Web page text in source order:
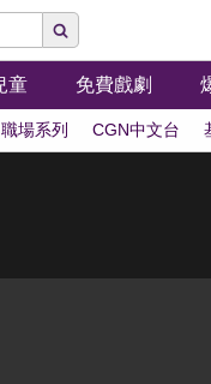
童 免費戲劇
職場系列 CGN中文台